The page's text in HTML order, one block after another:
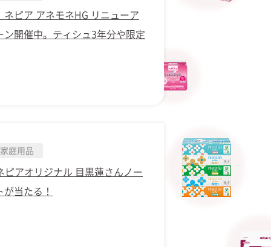
ピア アネモネHG リニューア
開催中。ティシュ3年分や限定
家庭用品
アオリジナル 目黒蓮さんノー
当たる！